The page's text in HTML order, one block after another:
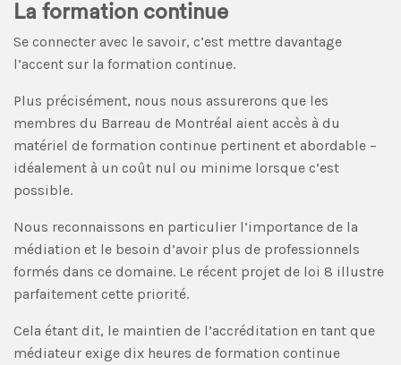
La formation continue
Se connecter avec le savoir, c’est mettre davantage
l’accent sur la formation continue.
Plus précisément, nous nous assurerons que les
membres du Barreau de Montréal aient accès à du
matériel de formation continue pertinent et abordable –
idéalement à un coût nul ou minime lorsque c’est
possible.
Nous reconnaissons en particulier l’importance de la
médiation et le besoin d’avoir plus de professionnels
formés dans ce domaine. Le récent projet de loi 8 illustre
parfaitement cette priorité.
Cela étant dit, le maintien de l’accréditation en tant que
médiateur exige dix heures de formation continue